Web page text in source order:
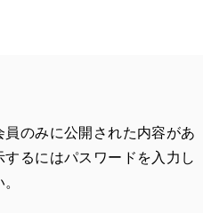
のみに公開された内容があ
るにはパスワードを入力し